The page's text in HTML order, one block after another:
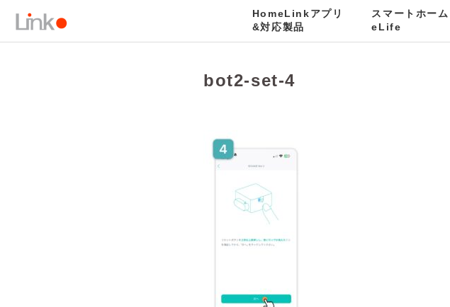
HomeLinkアプリ
&対応製品
スマートホーム
eLife
カテゴリ
bot2-set-4